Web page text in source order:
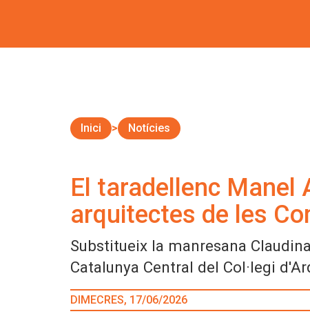
Inici Notícies
El taradellenc Manel
arquitectes de les
Substitueix la manresana
Catalunya Central del Col·legi
DIMECRES, 17/06/2026